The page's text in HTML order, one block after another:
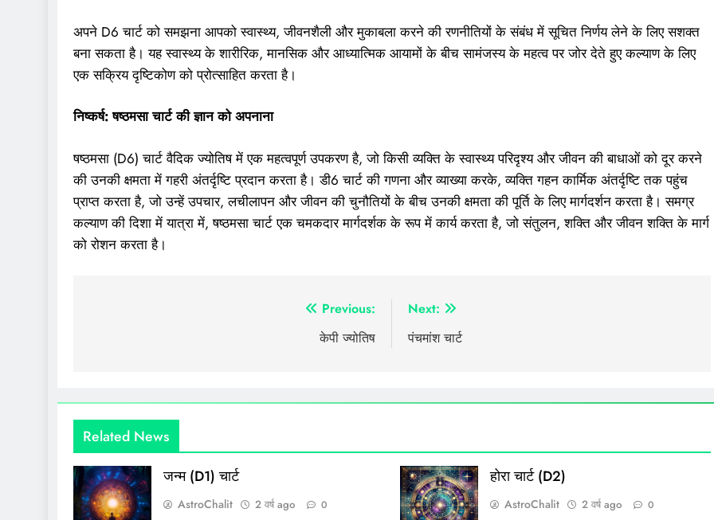
अपने D6 चार्ट को समझना आपको स्वास्थ्य, जीवनशैली और मुकाबला करने की रणनीतियों के संबंध में सूचित निर्णय लेने के लिए सशक्त
बना सकता है। यह स्वास्थ्य के शारीरिक, मानसिक और आध्यात्मिक आयामों के बीच सामंजस्य के महत्व पर जोर देते हुए कल्याण के लिए
एक सक्रिय दृष्टिकोण को प्रोत्साहित करता है।
निष्कर्ष: षष्ठमसा चार्ट की ज्ञान को अपनाना
षष्ठमसा (D6) चार्ट वैदिक ज्योतिष में एक महत्वपूर्ण उपकरण है, जो किसी व्यक्ति के स्वास्थ्य परिदृश्य और जीवन की बाधाओं को दूर करने
की उनकी क्षमता में गहरी अंतर्दृष्टि प्रदान करता है। डी6 चार्ट की गणना और व्याख्या करके, व्यक्ति गहन कार्मिक अंतर्दृष्टि तक पहुंच
प्राप्त करता है, जो उन्हें उपचार, लचीलापन और जीवन की चुनौतियों के बीच उनकी क्षमता की पूर्ति के लिए मार्गदर्शन करता है। समग्र
कल्याण की दिशा में यात्रा में, षष्ठमसा चार्ट एक चमकदार मार्गदर्शक के रूप में कार्य करता है, जो संतुलन, शक्ति और जीवन शक्ति के मार्ग
को रोशन करता है।
Previous:
केपी ज्योतिष
Next:
पंचमांश चार्ट
Related News
जन्म (D1) चार्ट
AstroChalit 2 वर्ष ago 0
होरा चार्ट (D2)
AstroChalit 2 वर्ष ago 0